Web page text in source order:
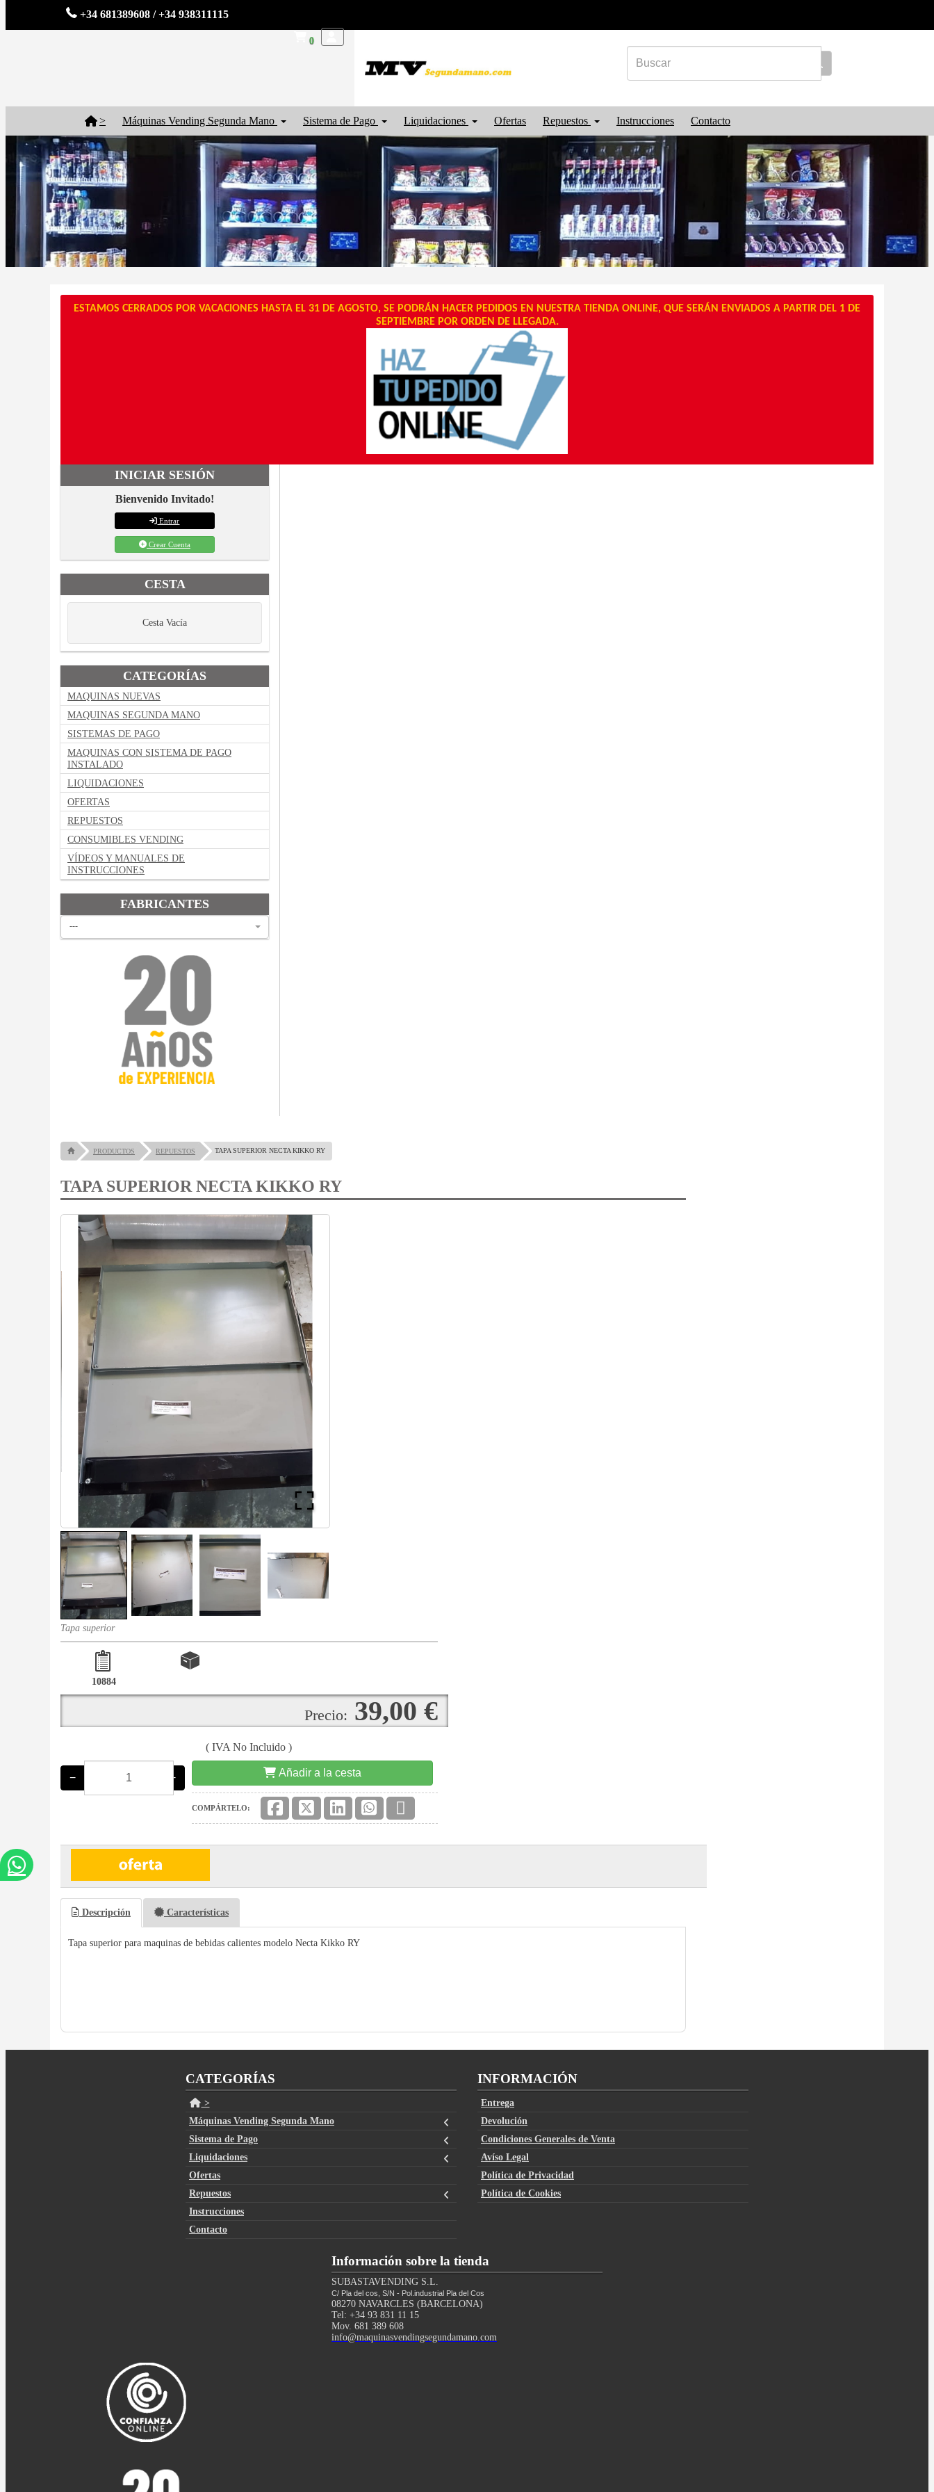
+34 681389608 / +34 938311115
0
> Máquinas Vending Segunda Mano Sistema de Pago Liquidaciones Ofertas Repuestos Instrucciones Contacto
ESTAMOS CERRADOS POR VACACIONES HASTA EL 31 DE AGOSTO, SE PODRÁN HACER PEDIDOS EN NUESTRA TIENDA ONLINE, QUE SERÁN ENVIADOS A PARTIR DEL 1 DE
SEPTIEMBRE POR ORDEN DE LLEGADA.
INICIAR SESIÓN
Bienvenido Invitado!
Entrar
Crear Cuenta
CESTA
Cesta Vacía
CATEGORÍAS
MAQUINAS NUEVAS
MAQUINAS SEGUNDA MANO
SISTEMAS DE PAGO
MAQUINAS CON SISTEMA DE PAGO
INSTALADO
LIQUIDACIONES
OFERTAS
REPUESTOS
CONSUMIBLES VENDING
VÍDEOS Y MANUALES DE
INSTRUCCIONES
FABRICANTES
---
PRODUCTOS REPUESTOS TAPA SUPERIOR NECTA KIKKO RY
TAPA SUPERIOR NECTA KIKKO RY
Tapa superior
10884
Precio: 39,00 €
( IVA No Incluido )
− + Añadir a la cesta
COMPÁRTELO:
Descripción Características
Tapa superior para maquinas de bebidas calientes modelo Necta Kikko RY
CATEGORÍAS
>
Máquinas Vending Segunda Mano
Sistema de Pago
Liquidaciones
Ofertas
Repuestos
Instrucciones
Contacto
INFORMACIÓN
Entrega
Devolución
Condiciones Generales de Venta
Avíso Legal
Política de Privacidad
Política de Cookies
Información sobre la tienda
SUBASTAVENDING S.L.
C/ Pla del cos, S/N - Pol.industrial Pla del Cos
08270 NAVARCLES (BARCELONA)
Tel: +34 93 831 11 15
Mov. 681 389 608
info@maquinasvendingsegundamano.com